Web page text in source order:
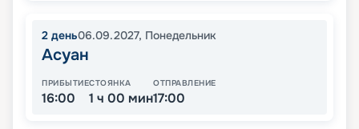
2 день06.09.2027, Понедельник
Асуан
ПРИБЫТИЕ
16:00
СТОЯНКА
1 ч 00 мин
ОТПРАВЛЕНИЕ
17:00